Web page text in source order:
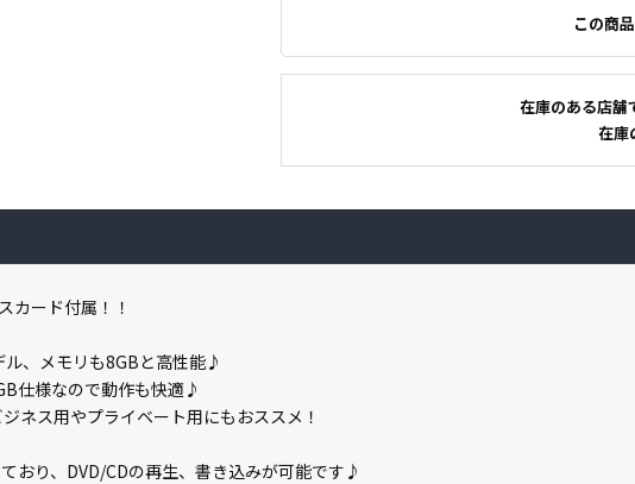
この商
在庫のある店舗
在庫
カード付属！！
、メモリも8GBと高性能♪
仕様なので動作も快適♪
ネス用やプライベート用にもおススメ！
おり、DVD/CDの再生、書き込みが可能です♪